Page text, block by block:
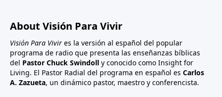
About Visión Para Vivir
Visión Para Vivir es la versión al español del popular
programa de radio que presenta las enseñanzas bíblicas
del Pastor Chuck Swindoll y conocido como Insight for
Living. El Pastor Radial del programa en español es Carlos
A. Zazueta, un dinámico pastor, maestro y conferencista.